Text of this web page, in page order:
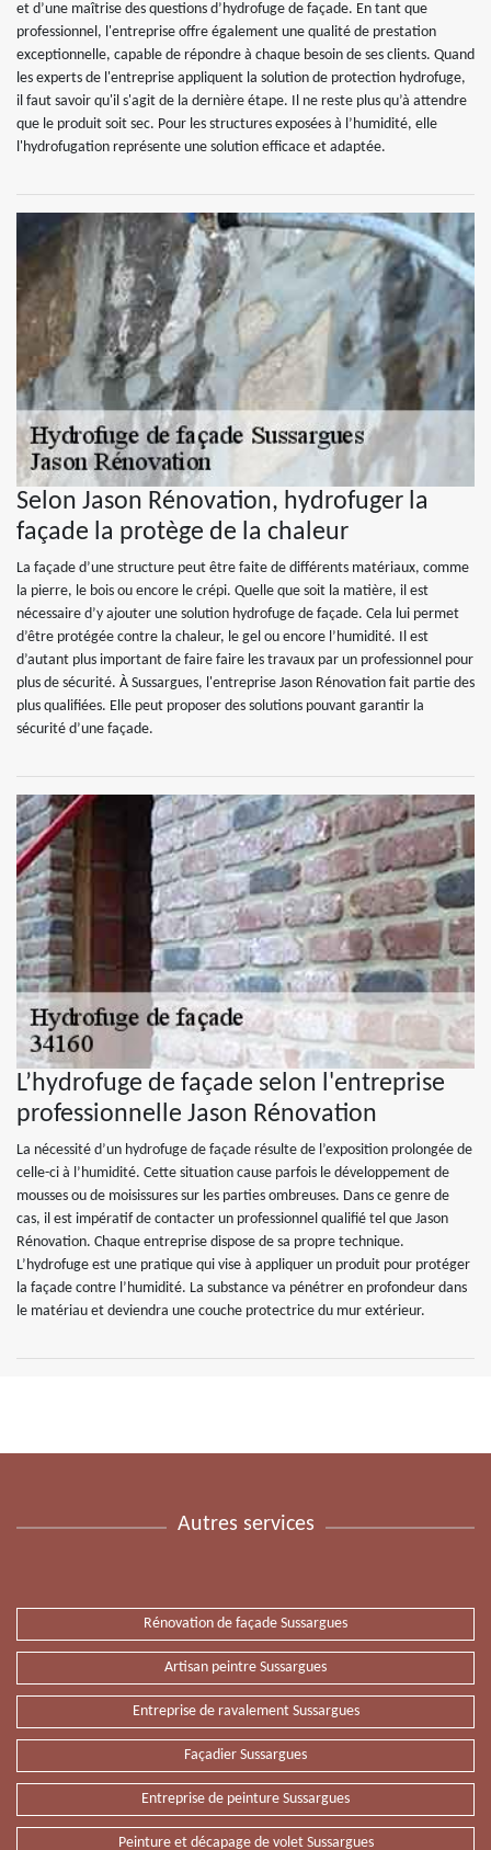
et d’une maîtrise des questions d’hydrofuge de façade. En tant que
professionnel, l'entreprise offre également une qualité de prestation
exceptionnelle, capable de répondre à chaque besoin de ses clients. Quand
les experts de l'entreprise appliquent la solution de protection hydrofuge,
il faut savoir qu'il s'agit de la dernière étape. Il ne reste plus qu’à attendre
que le produit soit sec. Pour les structures exposées à l’humidité, elle
l'hydrofugation représente une solution efficace et adaptée.
Selon Jason Rénovation, hydrofuger la
façade la protège de la chaleur
La façade d’une structure peut être faite de différents matériaux, comme
la pierre, le bois ou encore le crépi. Quelle que soit la matière, il est
nécessaire d’y ajouter une solution hydrofuge de façade. Cela lui permet
d’être protégée contre la chaleur, le gel ou encore l’humidité. Il est
d’autant plus important de faire faire les travaux par un professionnel pour
plus de sécurité. À Sussargues, l'entreprise Jason Rénovation fait partie des
plus qualifiées. Elle peut proposer des solutions pouvant garantir la
sécurité d’une façade.
L’hydrofuge de façade selon l'entreprise
professionnelle Jason Rénovation
La nécessité d’un hydrofuge de façade résulte de l’exposition prolongée de
celle-ci à l’humidité. Cette situation cause parfois le développement de
mousses ou de moisissures sur les parties ombreuses. Dans ce genre de
cas, il est impératif de contacter un professionnel qualifié tel que Jason
Rénovation. Chaque entreprise dispose de sa propre technique.
L’hydrofuge est une pratique qui vise à appliquer un produit pour protéger
la façade contre l’humidité. La substance va pénétrer en profondeur dans
le matériau et deviendra une couche protectrice du mur extérieur.
Autres services
Rénovation de façade Sussargues
Artisan peintre Sussargues
Entreprise de ravalement Sussargues
Façadier Sussargues
Entreprise de peinture Sussargues
Peinture et décapage de volet Sussargues